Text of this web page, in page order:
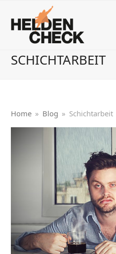
SCHICHTARBEIT
Home » Blog » Schichtarbeit